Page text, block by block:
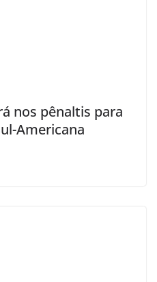
nos pênaltis para
Americana